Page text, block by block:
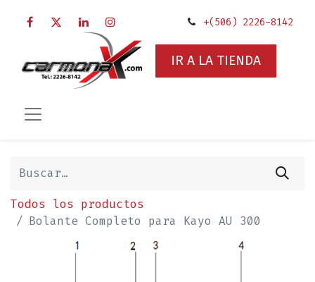
+(506) 2226-8142
IR A LA TIENDA
Todos los productos
Bolante Completo para Kayo AU 300